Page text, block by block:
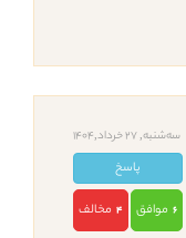
ﺳﻪشنبه, 27 خرداد,1404
پاسخ
6 موافق 4 مخالف